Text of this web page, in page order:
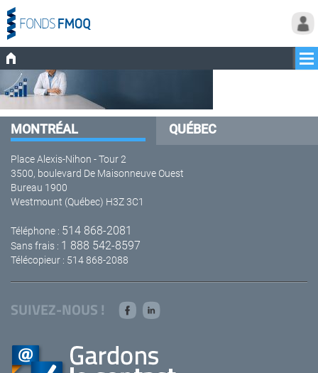
MONTRÉAL QUÉBEC
Place Alexis-Nihon - Tour 2
3500, boulevard De Maisonneuve Ouest
Bureau 1900
Westmount (Québec) H3Z 3C1
Téléphone : 514 868-2081
Sans frais : 1 888 542-8597
Télécopieur : 514 868-2088
SUIVEZ-NOUS !